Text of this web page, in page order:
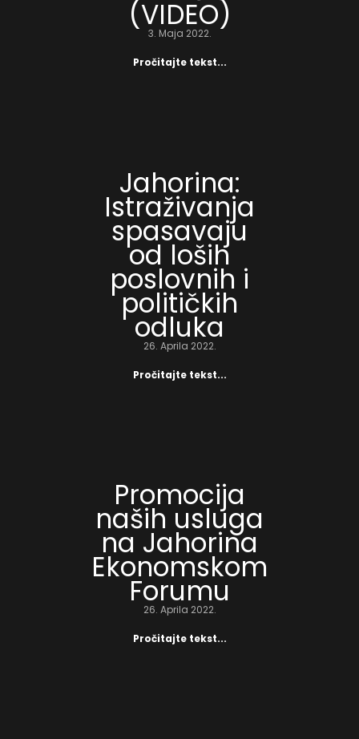
(VIDEO)
3. Maja 2022.
Pročitajte tekst...
Jahorina:
Istraživanja
spasavaju
od loših
poslovnih i
političkih
odluka
26. Aprila 2022.
Pročitajte tekst...
Promocija
naših usluga
na Jahorina
Ekonomskom
Forumu
26. Aprila 2022.
Pročitajte tekst...